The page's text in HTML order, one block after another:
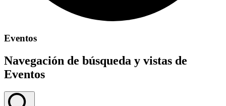
Eventos
Navegación de búsqueda y vistas de
Eventos